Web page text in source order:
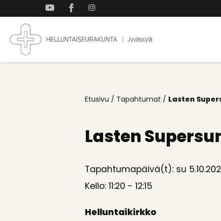
ylös
Jyväskylän
Koti
Etusivu / Tapahtumat / Lasten
Lasten
Tapahtumapäivä(t): su
Kello: 11:20 - 12:15
Helluntaikirkko